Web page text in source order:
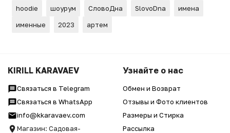
hoodie
шоурум СловоДна SlovoDna
имена
именные
2023 артем
KIRILL KARAVAEV
Связаться в Telegram
Связаться в WhatsApp
info@kkaravaev.com
Магазин: Садовая-
Узнайте о нас
Обмен и Возврат
Отзывы и Фото клиентов
Размеры и Стирка
Рассылка